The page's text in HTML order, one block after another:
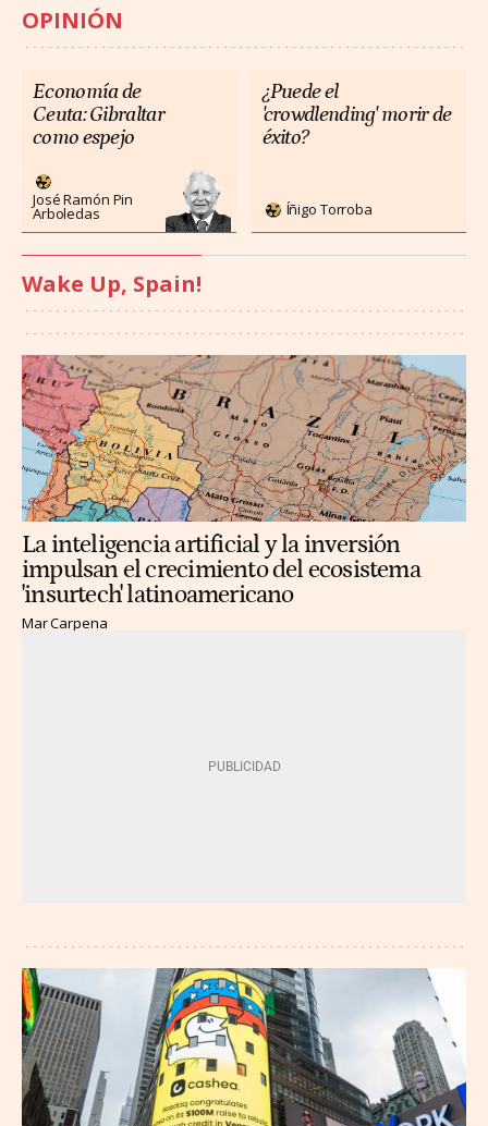
OPINIÓN
Economía de
Ceuta: Gibraltar
como espejo
José Ramón Pin
Arboledas
¿Puede el
'crowdlending' morir de
éxito?
Íñigo Torroba
Wake Up, Spain!
La inteligencia artificial y la inversión
impulsan el crecimiento del ecosistema
'insurtech' latinoamericano
Mar Carpena